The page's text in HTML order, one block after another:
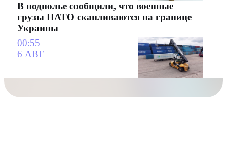
В подполье сообщили, что военные
грузы НАТО скапливаются на границе
Украины
00:55
6 АВГ